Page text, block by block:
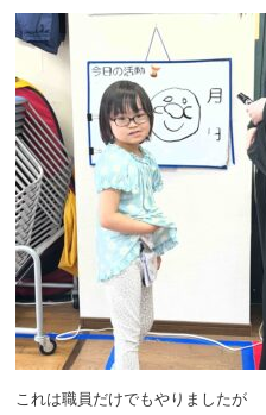
これは職員だけでもやりましたが